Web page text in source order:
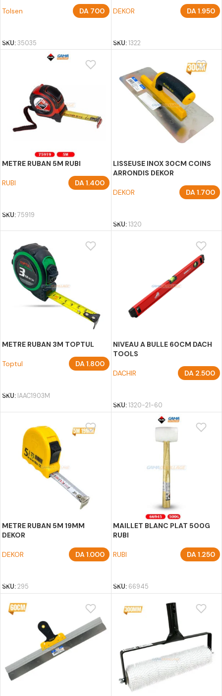
Tolsen DA700
SKU:35035
DEKOR DA1.950
SKU:1322
METRE RUBAN 5M RUBI
RUBI DA1.400
SKU:75919
LISSEUSE INOX 30CM COINS
ARRONDIS DEKOR
DEKOR DA1.700
SKU:1320
METRE RUBAN 3M TOPTUL
Toptul DA1.800
SKU: IAAC1903M
NIVEAU A BULLE 60CM DACH
TOOLS
DACHIR DA 2.500
SKU:1320-21-60
METRE RUBAN 5M 19MM
DEKOR
DEKOR DA1.000
SKU:295
MAILLET BLANC PLAT 500G
RUBI
RUBI DA1.250
SKU: 66945